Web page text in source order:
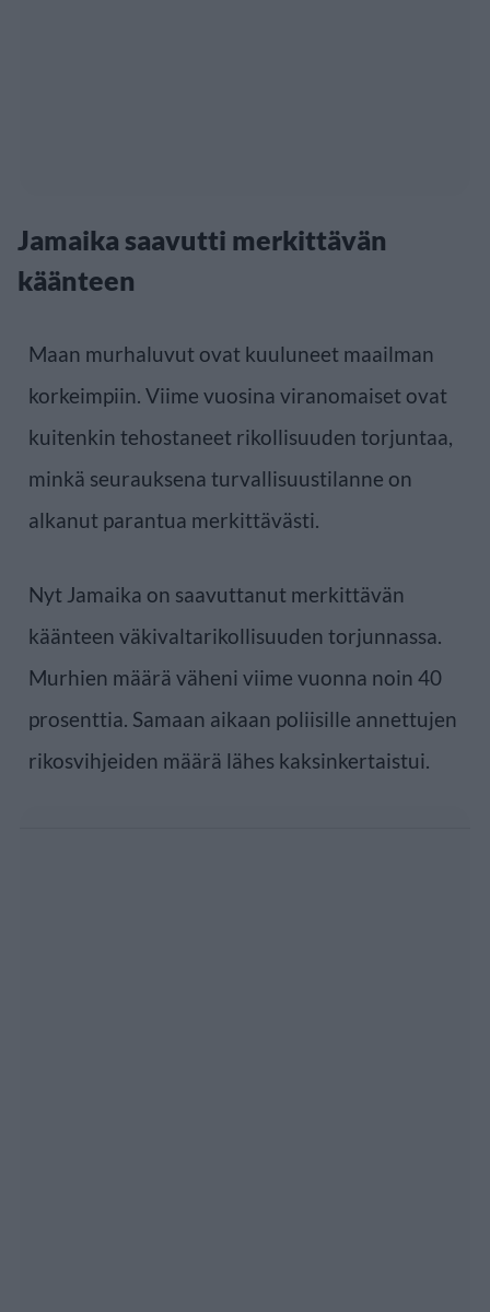
Jamaika saavutti merkittävän
käänteen
Maan murhaluvut ovat kuuluneet maailman
korkeimpiin. Viime vuosina viranomaiset ovat
kuitenkin tehostaneet rikollisuuden torjuntaa,
minkä seurauksena turvallisuustilanne on
alkanut parantua merkittävästi.
Nyt Jamaika on saavuttanut merkittävän
käänteen väkivaltarikollisuuden torjunnassa.
Murhien määrä väheni viime vuonna noin 40
prosenttia. Samaan aikaan poliisille annettujen
rikosvihjeiden määrä lähes kaksinkertaistui.